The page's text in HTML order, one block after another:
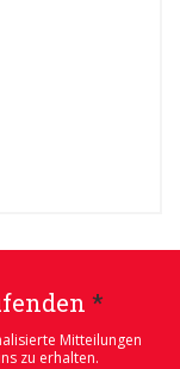
*
Mitteilungen
zu erhalten.